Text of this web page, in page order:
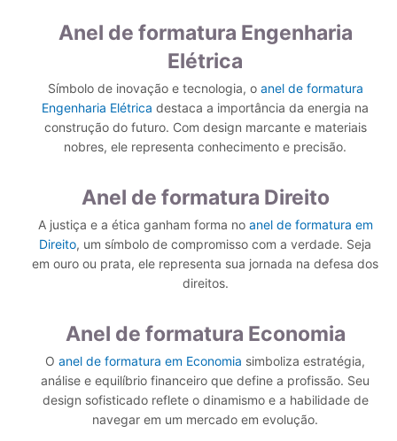
Anel de formatura Engenharia
Elétrica
Símbolo de inovação e tecnologia, o anel de formatura
Engenharia Elétrica destaca a importância da energia na
construção do futuro. Com design marcante e materiais
nobres, ele representa conhecimento e precisão.
Anel de formatura Direito
A justiça e a ética ganham forma no anel de formatura em
Direito, um símbolo de compromisso com a verdade. Seja
em ouro ou prata, ele representa sua jornada na defesa dos
direitos.
Anel de formatura Economia
O anel de formatura em Economia simboliza estratégia,
análise e equilíbrio financeiro que define a profissão. Seu
design sofisticado reflete o dinamismo e a habilidade de
navegar em um mercado em evolução.